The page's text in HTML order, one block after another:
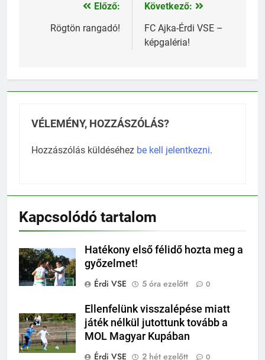
Bejegyzés
navigáció
Előző:
Rögtön rangadó!
Következő:
FC Ajka-Érdi VSE –
képgaléria!
VÉLEMÉNY, HOZZÁSZÓLÁS?
Hozzászólás küldéséhez be kell jelentkezni.
Kapcsolódó tartalom
Hatékony első félidő hozta meg a
győzelmet!
Érdi VSE
5 óra ezelőtt 0
Ellenfelünk visszalépése miatt
játék nélkül jutottunk tovább a
MOL Magyar Kupában
Érdi VSE
2 hét ezelőtt 0